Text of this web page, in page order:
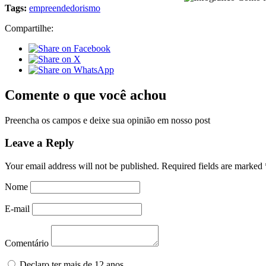
Tags: empreendedorismo
Compartilhe:
Comente o que você achou
Preencha os campos e deixe sua opinião em nosso post
Leave a Reply
Your email address will not be published. Required fields are marked
Nome
E-mail
Comentário